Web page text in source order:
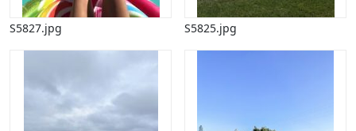
Stjernetegn, astrologi
Sundhed, sygdom
Udsalg og andre begreber
Underholdning, kultur
Vinter
S5827.jpg S5825.jpg